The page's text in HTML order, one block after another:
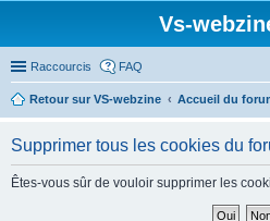
Vs-
Raccourcis FAQ
Retour sur VS-webzine Accueil du
Supprimer tous les cookies du
Êtes-vous sûr de vouloir supprimer les